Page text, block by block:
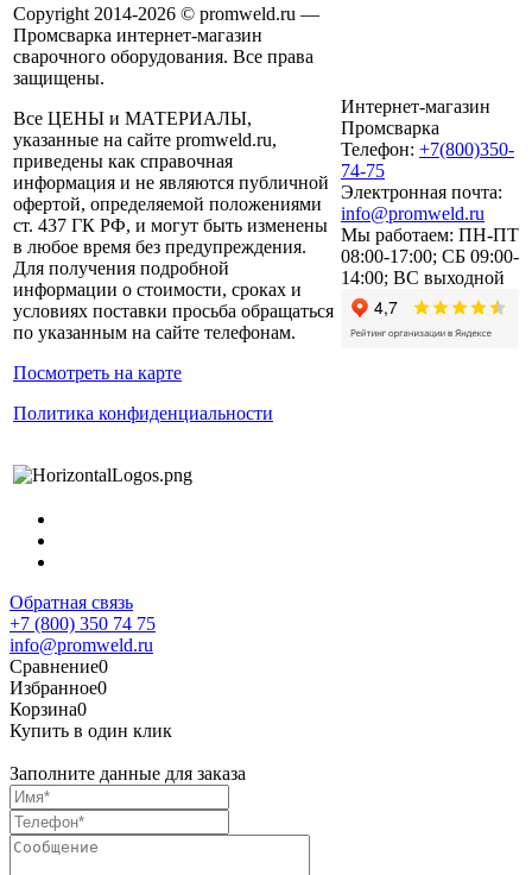
Copyright 2014-2026 © promweld.ru —
Промсварка интернет-магазин
сварочного оборудования. Все права
защищены.
Все ЦЕНЫ и МАТЕРИАЛЫ,
указанные на сайте promweld.ru,
приведены как справочная
информация и не являются публичной
офертой, определяемой положениями
ст. 437 ГК РФ, и могут быть изменены
в любое время без предупреждения.
Для получения подробной
информации о стоимости, сроках и
условиях поставки просьба обращаться
по указанным на сайте телефонам.
Посмотреть на карте
Политика конфиденциальности
Интернет-магазин
Промсварка
Телефон: +7(800)350-
74-75
Электронная почта:
info@promweld.ru
Мы работаем: ПН-ПТ
08:00-17:00; СБ 09:00-
14:00; ВС выходной
Обратная связь
+7 (800) 350 74 75
info@promweld.ru
Сравнение0
Избранное0
Корзина0
Купить в один клик
Заполните данные для заказа